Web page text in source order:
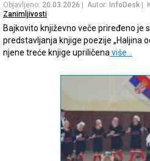
Objavljeno: 20.03.2026 | Autor: InfoDesk |
Zanimljivosti
Bajkovito književno veče priređeno je
predstavljanja knjige poezije „Haljina
njene treće knjige upriličena više…